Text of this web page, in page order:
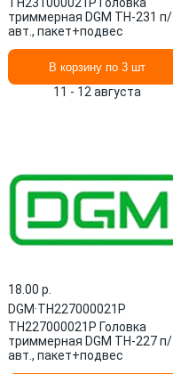
триммерная DGM TH-231 п/
авт., пакет+подвес
В корзину по 3 шт
11 - 12 августа
18.00 p.
DGM·TH227000021P
TH227000021P Головка
триммерная DGM TH-227 п/
авт., пакет+подвес